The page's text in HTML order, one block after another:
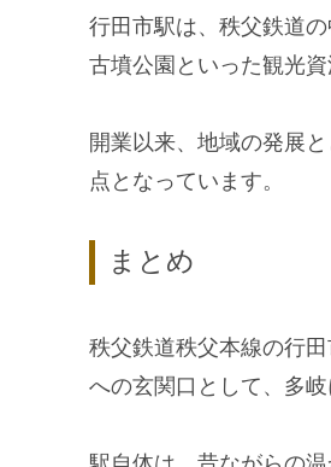
行田市駅は、秩父鉄道
古墳公園といった観光
開業以来、地域の発展
点となっています。
まとめ
秩父鉄道秩父本線の行
への玄関口として、多